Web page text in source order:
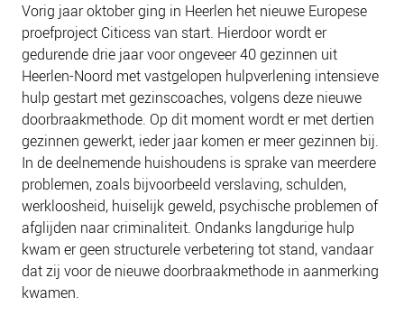
Vorig jaar oktober ging in Heerlen het nieuwe Europese
proefproject Citicess van start. Hierdoor wordt er
gedurende drie jaar voor ongeveer 40 gezinnen uit
Heerlen-Noord met vastgelopen hulpverlening intensieve
hulp gestart met gezinscoaches, volgens deze nieuwe
doorbraakmethode. Op dit moment wordt er met dertien
gezinnen gewerkt, ieder jaar komen er meer gezinnen bij.
In de deelnemende huishoudens is sprake van meerdere
problemen, zoals bijvoorbeeld verslaving, schulden,
werkloosheid, huiselijk geweld, psychische problemen of
afglijden naar criminaliteit. Ondanks langdurige hulp
kwam er geen structurele verbetering tot stand, vandaar
dat zij voor de nieuwe doorbraakmethode in aanmerking
kwamen.